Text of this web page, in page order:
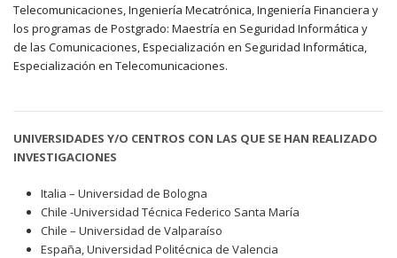
Telecomunicaciones, Ingeniería Mecatrónica, Ingeniería Financiera y
los programas de Postgrado: Maestría en Seguridad Informática y
de las Comunicaciones, Especialización en Seguridad Informática,
Especialización en Telecomunicaciones.
UNIVERSIDADES Y/O CENTROS CON LAS QUE SE HAN REALIZADO
INVESTIGACIONES
Italia – Universidad de Bologna
Chile -Universidad Técnica Federico Santa María
Chile – Universidad de Valparaíso
España, Universidad Politécnica de Valencia